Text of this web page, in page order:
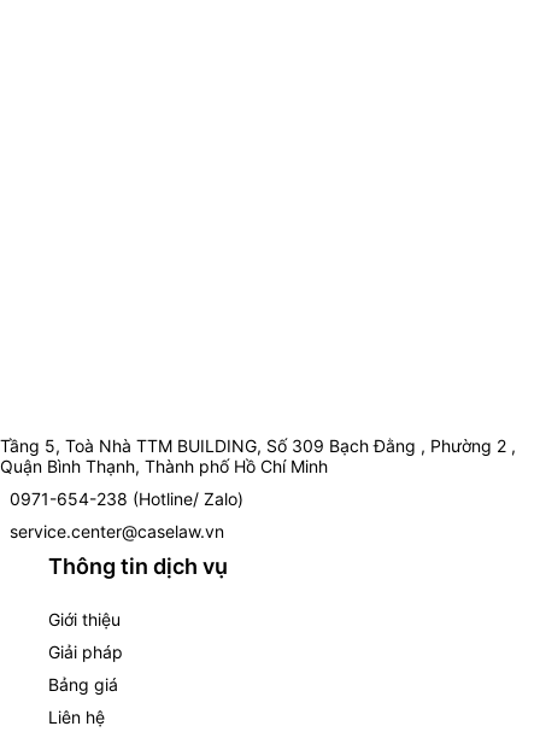
Tầng 5, Toà Nhà TTM BUILDING, Số 309 Bạch Đằng , Phường 2 ,
Quận Bình Thạnh, Thành phố Hồ Chí Minh
0971-654-238 (Hotline/ Zalo)
service.center@caselaw.vn
Thông tin dịch vụ
Giới thiệu
Giải pháp
Bảng giá
Liên hệ